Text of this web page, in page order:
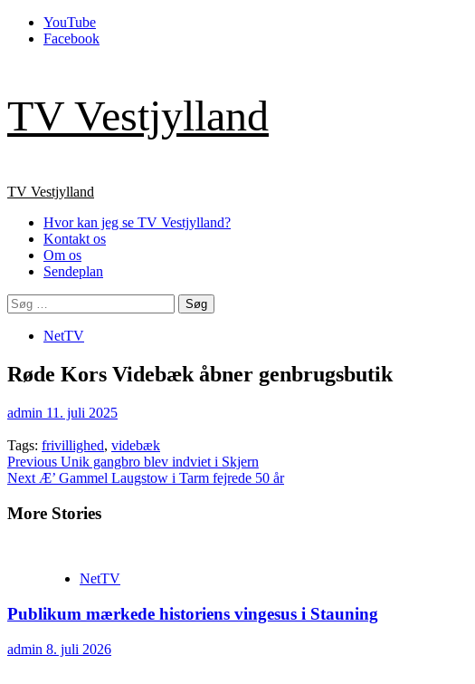
Skip
YouTube
Facebook
TV Vestjylland
Primary
TV Vestjylland
Hvor kan jeg se TV Vestjylland?
Kontakt os
Om os
Sendeplan
Søg
efter:
NetTV
Røde Kors Videbæk åbner genbrugsbutik
admin 11. juli 2025
Tags: frivillighed, videbæk
Continue
Reading
Previous Unik gangbro blev indviet i Skjern
Next Æ’ Gammel Laugstow i Tarm fejrede 50 år
More Stories
NetTV
Publikum mærkede historiens vingesus i Stauning
admin 8. juli 2026